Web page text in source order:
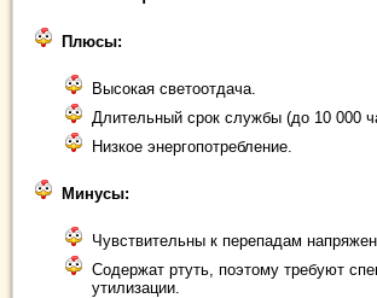
Плюсы:
Высокая светоотдача.
Длительный срок службы (до 10 000
Низкое энергопотребление.
Минусы:
Чувствительны к перепадам
Содержат ртуть, поэтому требуют
утилизации.